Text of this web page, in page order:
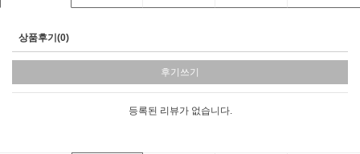
상품후기(0)
후기쓰기
등록된 리뷰가 없습니다.